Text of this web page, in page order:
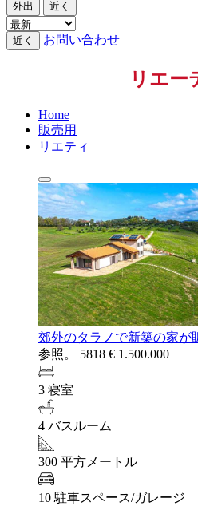
外出
近く
近く お問い合わせ
リエー
Home
販売用
リエティ
郊外のタラノで新築の家が
参照。 5818 € 1.500.000
3 寝室
4 バスルーム
300 平方メートル
10 駐車スペース/ガレージ